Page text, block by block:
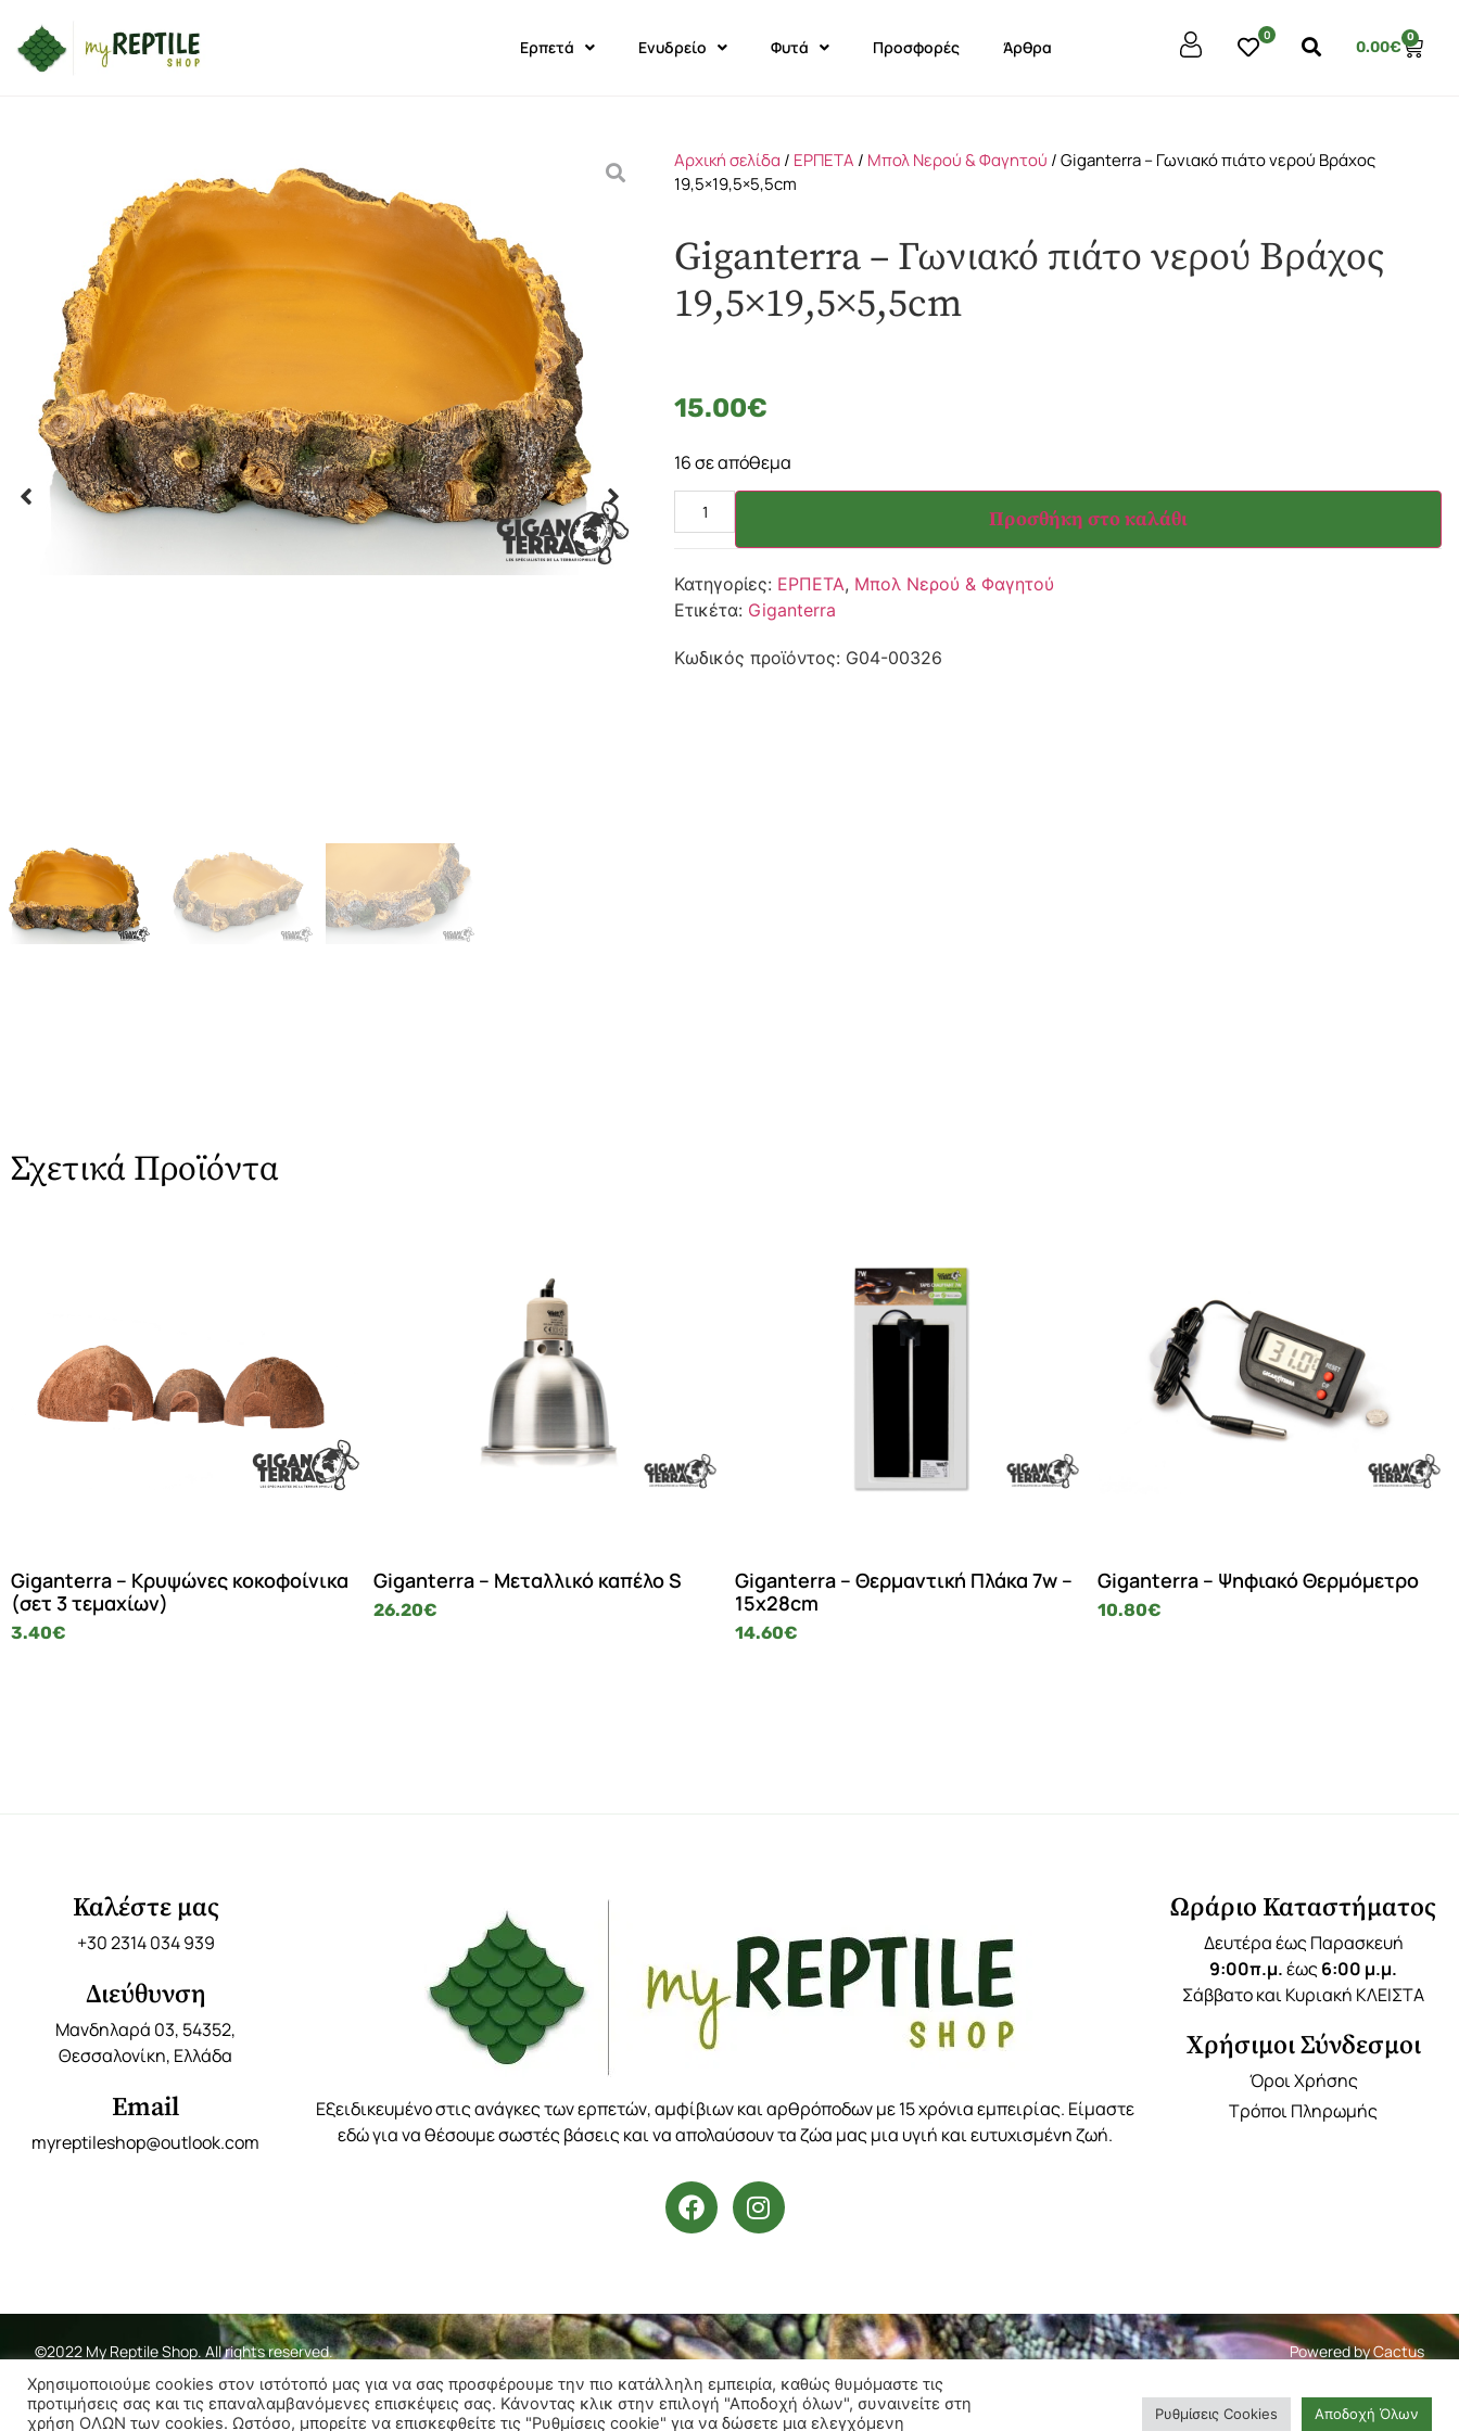
Ερπετά Ενυδρείο Φυτά Προσφορές Άρθρα
0
0.00€
0
Αρχική σελίδα / ΕΡΠΕΤΑ / Μπολ Νερού & Φαγητού / Giganterra – Γωνιακό πιάτο νερού Βράχος
19,5×19,5×5,5cm
Giganterra – Γωνιακό πιάτο νερού Βράχος
19,5×19,5×5,5cm
15.00€
16 σε απόθεμα
Προσθήκη στο καλάθι
Κατηγορίες: ΕΡΠΕΤΑ, Μπολ Νερού & Φαγητού
Ετικέτα: Giganterra
Κωδικός προϊόντος: G04-00326
Σχετικά Προϊόντα
Giganterra – Κρυψώνες κοκοφοίνικα
(σετ 3 τεμαχίων)
3.40€
Giganterra – Μεταλλικό καπέλο S
26.20€
Giganterra – Θερμαντική Πλάκα 7w –
15x28cm
14.60€
Giganterra – Ψηφιακό Θερμόμετρο
10.80€
Καλέστε μας
+30 2314 034 939
Διεύθυνση
Μανδηλαρά 03, 54352,
Θεσσαλονίκη, Ελλάδα
Email
myreptileshop@outlook.com
Εξειδικευμένο στις ανάγκες των ερπετών, αμφίβιων και αρθρόποδων με 15 χρόνια εμπειρίας. Είμαστε
εδώ για να θέσουμε σωστές βάσεις και να απολαύσουν τα ζώα μας μια υγιή και ευτυχισμένη ζωή.
Ωράριο Καταστήματος
Δευτέρα έως Παρασκευή
9:00π.μ.έως6:00 μ.μ.
Σάββατο και Κυριακή ΚΛΕΙΣΤΑ
Χρήσιμοι Σύνδεσμοι
Όροι Χρήσης
Τρόποι Πληρωμής
©2022 My Reptile Shop. All rights reserved. Powered byCactus
Χρησιμοποιούμε cookies στον ιστότοπό μας για να σας προσφέρουμε την πιο κατάλληλη εμπειρία, καθώς θυμόμαστε τις
προτιμήσεις σας και τις επαναλαμβανόμενες επισκέψεις σας. Κάνοντας κλικ στην επιλογή "Αποδοχή όλων", συναινείτε στη
χρήση ΟΛΩΝ των cookies. Ωστόσο, μπορείτε να επισκεφθείτε τις "Ρυθμίσεις cookie" για να δώσετε μια ελεγχόμενη
Ρυθμίσεις Cookies Αποδοχή Όλων